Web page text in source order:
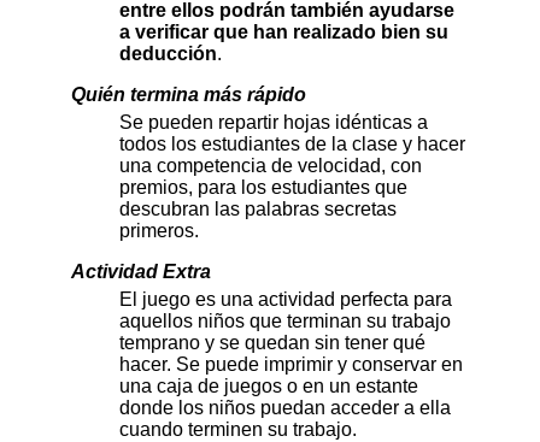
entre ellos podrán también ayudarse
a verificar que han realizado bien su
deducción.
Quién termina más rápido
Se pueden repartir hojas idénticas a
todos los estudiantes de la clase y hacer
una competencia de velocidad, con
premios, para los estudiantes que
descubran las palabras secretas
primeros.
Actividad Extra
El juego es una actividad perfecta para
aquellos niños que terminan su trabajo
temprano y se quedan sin tener qué
hacer. Se puede imprimir y conservar en
una caja de juegos o en un estante
donde los niños puedan acceder a ella
cuando terminen su trabajo.